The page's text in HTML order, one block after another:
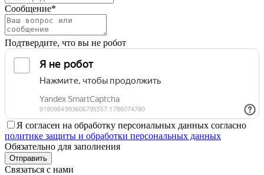
Сообщение*
Подтвердите, что вы не робот
Я согласен на обработку персональных данных согласно
политике защиты и обработки персональных данных
Обязательно для заполнения
Отправить
Связаться с нами